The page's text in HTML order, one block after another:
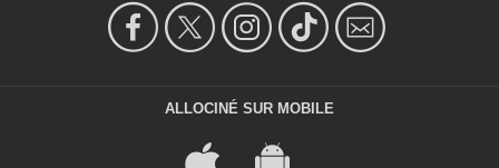
ALLOCINÉ SUR MOBILE